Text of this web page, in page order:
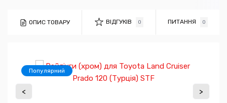
ОПИС ТОВАРУ ВІДГУКІВ 0 ПИТАННЯ 0
Популярний
< >